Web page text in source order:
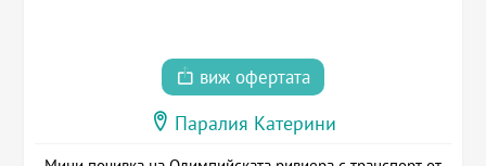
виж офертата
Паралия Катерини